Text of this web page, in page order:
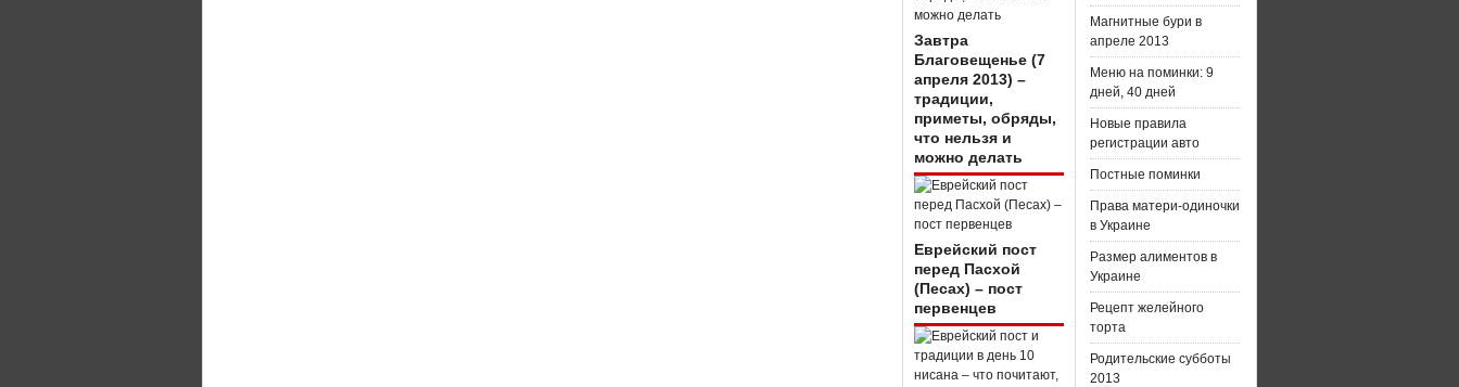
Завтра
Благовещенье (7
апреля 2013) –
традиции,
приметы, обряды,
что нельзя и
можно делать
Еврейский пост
перед Пасхой
(Песах) – пост
первенцев
Магнитные бури в
апреле 2013
Меню на поминки: 9
дней, 40 дней
Новые правила
регистрации авто
Постные поминки
Права матери-одиночки
в Украине
Размер алиментов в
Украине
Рецепт желейного
торта
Родительские субботы
2013